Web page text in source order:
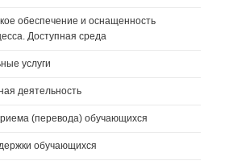
обеспечение и оснащенность
Доступная среда
услуги
деятельность
(перевода) обучающихся
обучающихся